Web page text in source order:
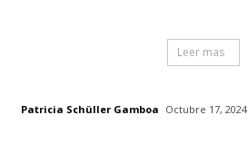
Leer mas
Patricia Schüller Gamboa Octubre 17, 2024